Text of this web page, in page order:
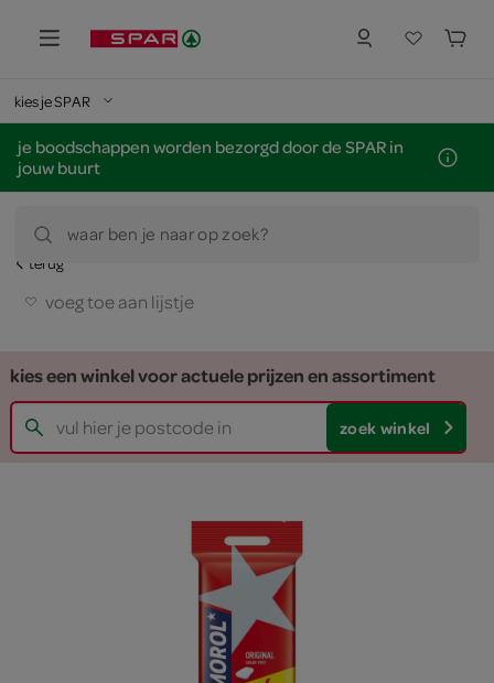
kies je SPAR
je boodschappen worden bezorgd door de SPAR in
jouw buurt
waar ben je naar op zoek?
terug
voeg toe aan lijstje
kies een winkel voor actuele prijzen en assortiment
zoek winkel